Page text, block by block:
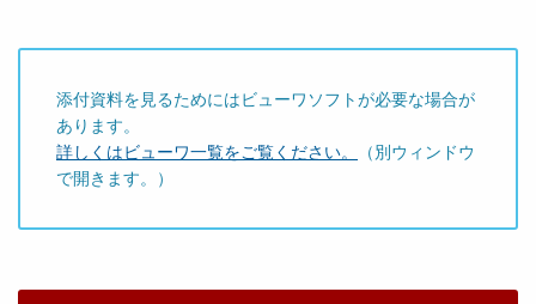
添付資料を見るためにはビューワソフトが必要な場合が
あります。
詳しくはビューワ一覧をご覧ください。
（別ウィンドウ
で開きます。）